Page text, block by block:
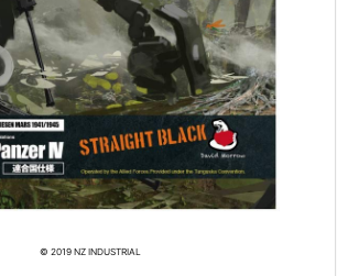
© 2019 NZ INDUSTRIAL